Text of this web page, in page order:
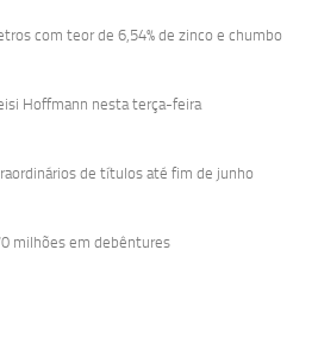
com teor de 6,54% de zinco e chumbo
Hoffmann nesta terça-feira
de títulos até fim de junho
milhões em debêntures